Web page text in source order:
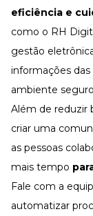
eficiência e
como o RH
gestão
informações
ambiente
Além de reduzir
criar uma
as pessoas
mais tempo
Fale com a
automatizar